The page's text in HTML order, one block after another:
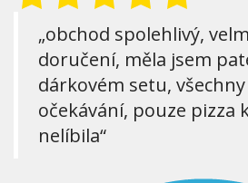
„obchod spolehlivý,
doručení, měla jsem
dárkovém setu,
očekávání, pouze pizza
nelíbila“